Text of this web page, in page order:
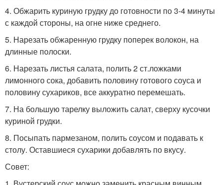
4. Обжарить куриную грудку до готовности по 3-4 минуты
с каждой стороны, на огне ниже среднего.
5. Нарезать обжаренную грудку поперек волокон, на
длинные полоски.
6. Нарезать листья салата, полить 2 ст.ложками
лимонного сока, добавить половину готового соуса и
половину сухариков, все аккуратно перемешать.
7. На большую тарелку выложить салат, сверху кусочки
куриной грудки.
8. Посыпать пармезаном, полить соусом и подавать к
столу. Оставшиеся сухарики добавлять по вкусу.
Совет: